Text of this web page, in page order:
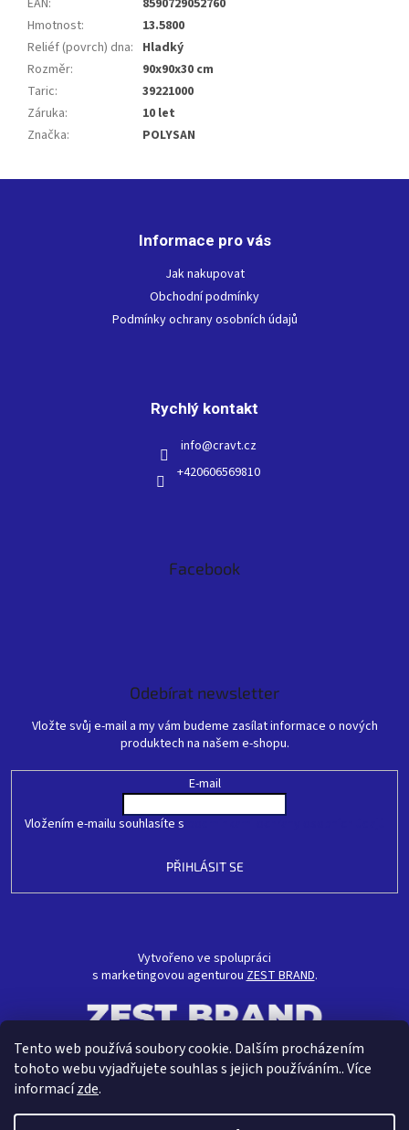
Tento web používá soubory cookie. Dalším procházením
tohoto webu vyjadřujete souhlas s jejich používáním.. Více
informacízde.
Hmotnost:
13.5800
Reliéf (povrch) dna: Hladký
Rozměr:
90x90x30 cm
Taric:
39221000
Záruka:
10 let
Značka: POLYSAN
Informace pro vás
Jak nakupovat
Obchodní podmínky
Podmínky ochrany osobních údajů
Rychlý kontakt
info@cravt.cz
+420606569810
Facebook
Odebírat newsletter
Vložte svůj e-mail a my vám budeme zasílat informace o nových
produktech na našem e-shopu.
E-mail
Vložením e-mailu souhlasíte s
PŘIHLÁSIT SE
Vytvořeno ve spolupráci
s marketingovou agenturouZEST BRAND.